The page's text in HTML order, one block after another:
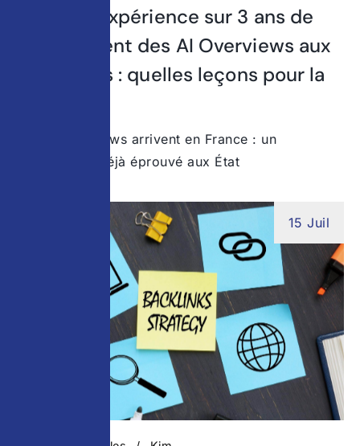
Retour d’expérience sur 3 ans de
déploiement des AI Overviews aux
États-Unis : quelles leçons pour la
Les AI Overviews arrivent en France : un
changement déjà éprouvé aux État
15 Juil